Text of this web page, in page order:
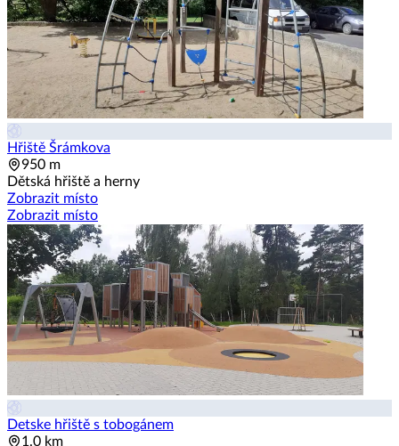
Hřiště Šrámkova
950 m
Dětská hřiště a herny
Zobrazit místo
Zobrazit místo
Detske hřiště s tobogánem
1.0 km